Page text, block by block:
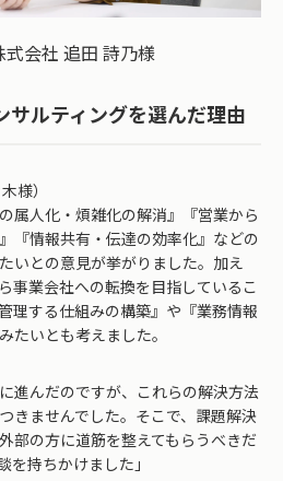
会社 追田 詩乃様
サルティングを選んだ理由
様）
属人化・煩雑化の解消』『営業から
『情報共有・伝達の効率化』などの
いとの意見が挙がりました。加え
事業会社への転換を目指しているこ
理する仕組みの構築』や『業務情報
たいとも考えました。
進んだのですが、これらの解決方法
きませんでした。そこで、課題解決
部の方に道筋を整えてもらうべきだ
を持ちかけました」